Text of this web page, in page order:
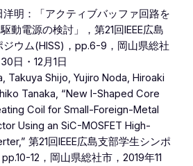
明：「アクティブバッファ回路を
動電源の検討」，第21回IEEE広島
ジウム(HISS)，pp.6-9，岡山県総社
日・12月1日
Takuya Shijo, Yujiro Noda, Hiroaki
Tanaka, “New I-Shaped Core
Coil for Small-Foreign-Metal
Using an SiC-MOSFET High-
第21回IEEE広島支部学生シンポ
12，岡山県総社市，2019年11